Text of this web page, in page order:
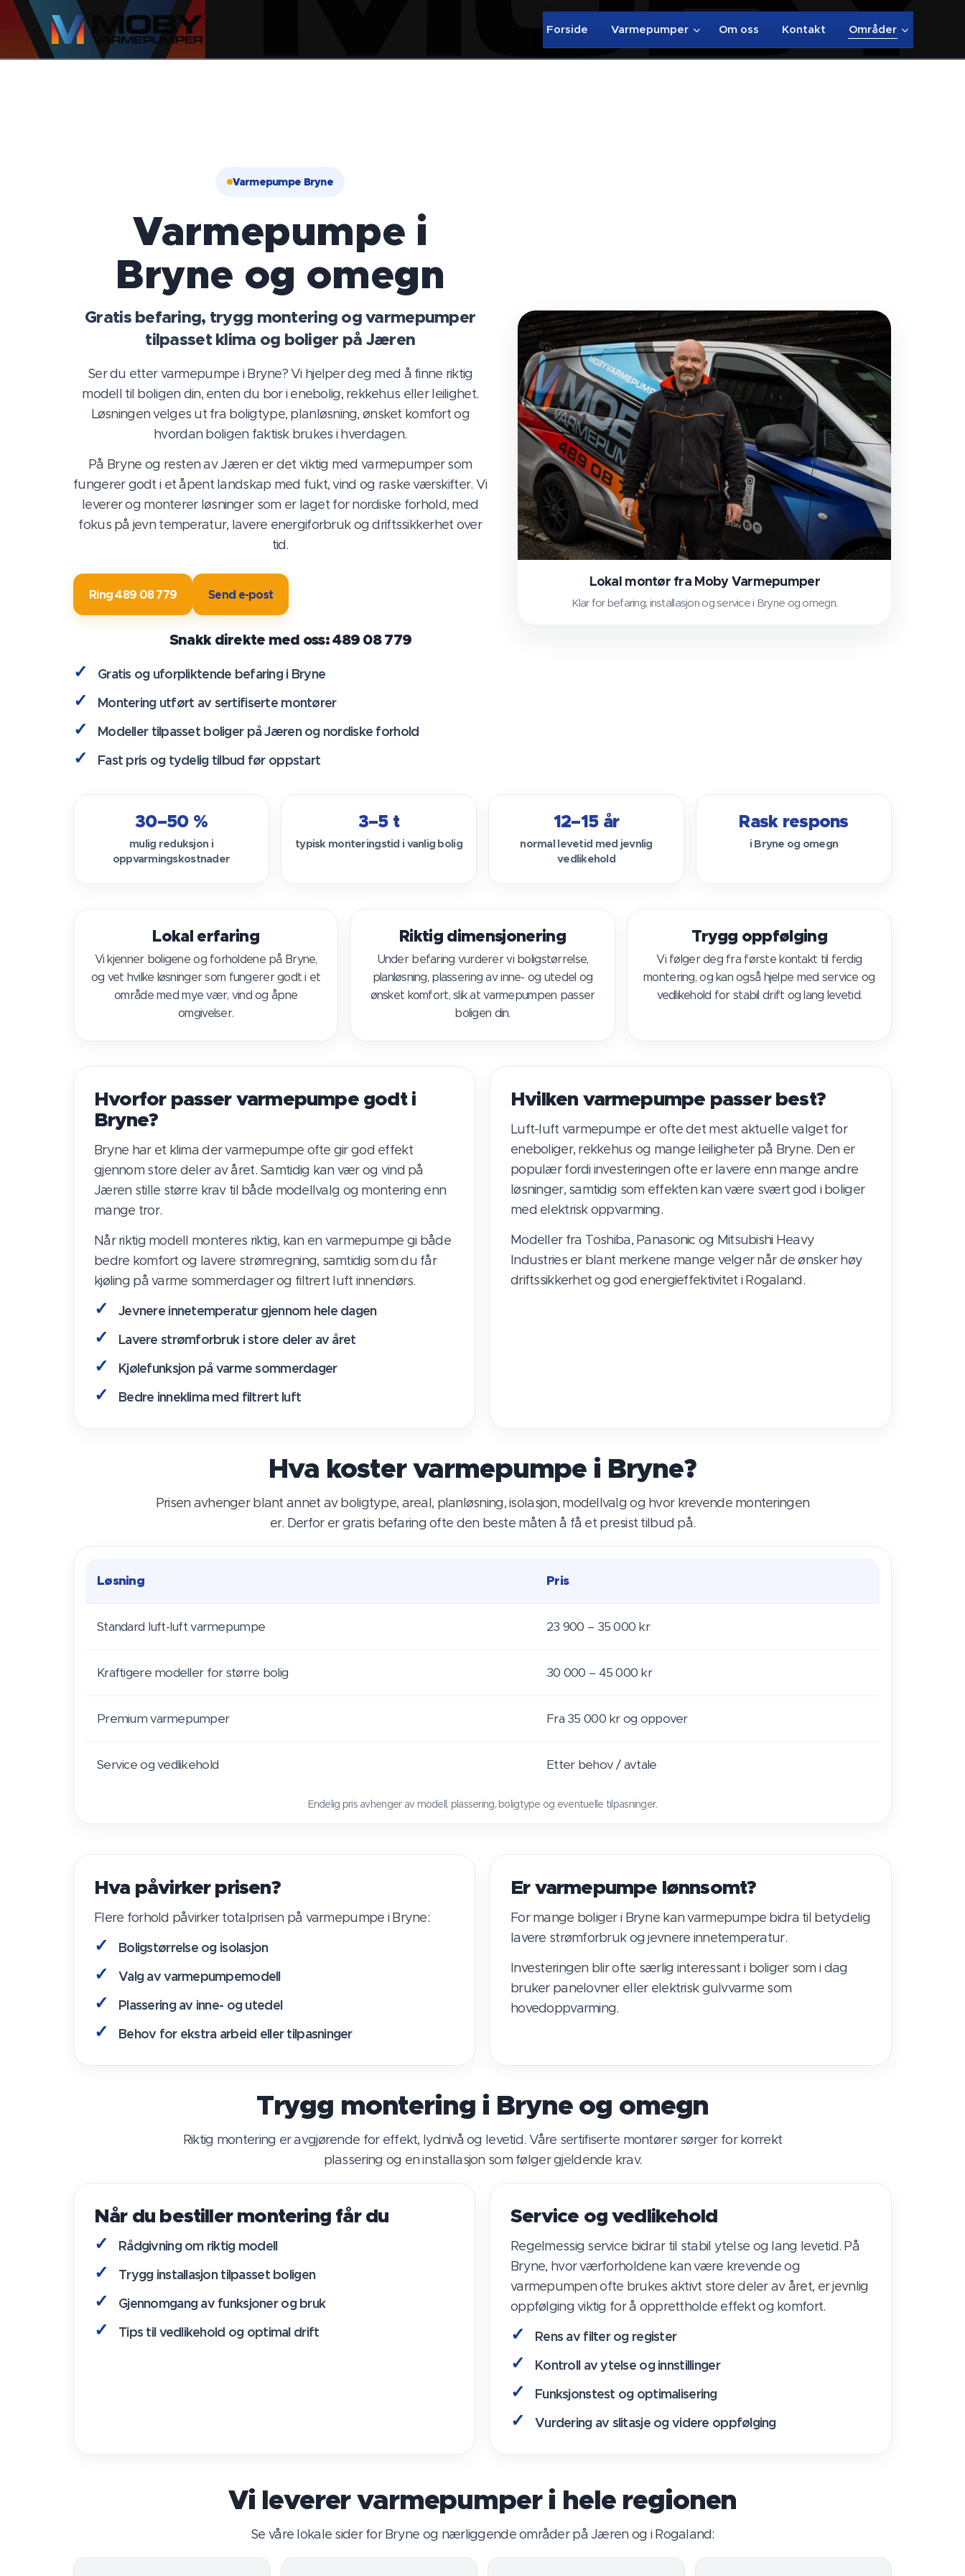
Forside Varmepumper Om oss Kontakt Områder
Varmepumpe Bryne
Varmepumpe i
Bryne og omegn
Gratis befaring, trygg montering og varmepumper
tilpasset klima og boliger på Jæren
Ser du etter varmepumpe i Bryne? Vi hjelper deg med å finne riktig
modell til boligen din, enten du bor i enebolig, rekkehus eller leilighet.
Løsningen velges ut fra boligtype, planløsning, ønsket komfort og
hvordan boligen faktisk brukes i hverdagen.
På Bryne og resten av Jæren er det viktig med varmepumper som
fungerer godt i et åpent landskap med fukt, vind og raske værskifter. Vi
leverer og monterer løsninger som er laget for nordiske forhold, med
fokus på jevn temperatur, lavere energiforbruk og driftssikkerhet over
tid.
Ring 489 08 779 Send e-post
Snakk direkte med oss: 489 08 779
Gratis og uforpliktende befaring i Bryne
Montering utført av sertifiserte montører
Modeller tilpasset boliger på Jæren og nordiske forhold
Fast pris og tydelig tilbud før oppstart
Lokal montør fra Moby Varmepumper
Klar for befaring, installasjon og service i Bryne og omegn.
30–50 %
mulig reduksjon i
oppvarmingskostnader
3–5 t
typisk monteringstid i vanlig bolig
12–15 år
normal levetid med jevnlig
vedlikehold
Rask respons
i Bryne og omegn
Lokal erfaring
Vi kjenner boligene og forholdene på Bryne,
og vet hvilke løsninger som fungerer godt i et
område med mye vær, vind og åpne
omgivelser.
Riktig dimensjonering
Under befaring vurderer vi boligstørrelse,
planløsning, plassering av inne- og utedel og
ønsket komfort, slik at varmepumpen passer
boligen din.
Trygg oppfølging
Vi følger deg fra første kontakt til ferdig
montering, og kan også hjelpe med service og
vedlikehold for stabil drift og lang levetid.
Hvorfor passer varmepumpe godt i
Bryne?
Bryne har et klima der varmepumpe ofte gir god effekt
gjennom store deler av året. Samtidig kan vær og vind på
Jæren stille større krav til både modellvalg og montering enn
mange tror.
Når riktig modell monteres riktig, kan en varmepumpe gi både
bedre komfort og lavere strømregning, samtidig som du får
kjøling på varme sommerdager og filtrert luft innendørs.
Jevnere innetemperatur gjennom hele dagen
Lavere strømforbruk i store deler av året
Kjølefunksjon på varme sommerdager
Bedre inneklima med filtrert luft
Hvilken varmepumpe passer best?
Luft-luft varmepumpe er ofte det mest aktuelle valget for
eneboliger, rekkehus og mange leiligheter på Bryne. Den er
populær fordi investeringen ofte er lavere enn mange andre
løsninger, samtidig som effekten kan være svært god i boliger
med elektrisk oppvarming.
Modeller fra Toshiba, Panasonic og Mitsubishi Heavy
Industries er blant merkene mange velger når de ønsker høy
driftssikkerhet og god energieffektivitet i Rogaland.
Hva koster varmepumpe i Bryne?
Prisen avhenger blant annet av boligtype, areal, planløsning, isolasjon, modellvalg og hvor krevende monteringen
er. Derfor er gratis befaring ofte den beste måten å få et presist tilbud på.
Løsning Pris
Standard luft-luft varmepumpe 23 900 – 35 000 kr
Kraftigere modeller for større bolig 30 000 – 45 000 kr
Premium varmepumper Fra 35 000 kr og oppover
Service og vedlikehold Etter behov / avtale
Endelig pris avhenger av modell, plassering, boligtype og eventuelle tilpasninger.
Hva påvirker prisen?
Flere forhold påvirker totalprisen på varmepumpe i Bryne:
Boligstørrelse og isolasjon
Valg av varmepumpemodell
Plassering av inne- og utedel
Behov for ekstra arbeid eller tilpasninger
Er varmepumpe lønnsomt?
For mange boliger i Bryne kan varmepumpe bidra til betydelig
lavere strømforbruk og jevnere innetemperatur.
Investeringen blir ofte særlig interessant i boliger som i dag
bruker panelovner eller elektrisk gulvvarme som
hovedoppvarming.
Trygg montering i Bryne og omegn
Riktig montering er avgjørende for effekt, lydnivå og levetid. Våre sertifiserte montører sørger for korrekt
plassering og en installasjon som følger gjeldende krav.
Når du bestiller montering får du
Rådgivning om riktig modell
Trygg installasjon tilpasset boligen
Gjennomgang av funksjoner og bruk
Tips til vedlikehold og optimal drift
Service og vedlikehold
Regelmessig service bidrar til stabil ytelse og lang levetid. På
Bryne, hvor værforholdene kan være krevende og
varmepumpen ofte brukes aktivt store deler av året, er jevnlig
oppfølging viktig for å opprettholde effekt og komfort.
Rens av filter og register
Kontroll av ytelse og innstillinger
Funksjonstest og optimalisering
Vurdering av slitasje og videre oppfølging
Vi leverer varmepumper i hele regionen
Se våre lokale sider for Bryne og nærliggende områder på Jæren og i Rogaland: